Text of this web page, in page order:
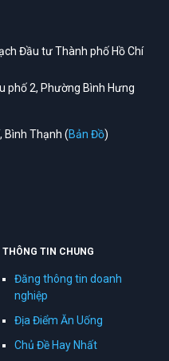
Đầu tư Thành phố Hồ Chí
phố 2, Phường Bình Hưng
Bình Thạnh (Bản Đồ)
THÔNG TIN CHUNG
Đăng thông tin doanh
nghiệp
Địa Điểm Ăn Uống
Chủ Đề Hay Nhất